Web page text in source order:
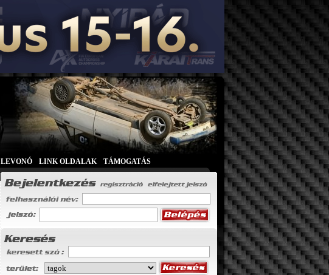
LEVONÓ LINK OLDALAK TÁMOGATÁS